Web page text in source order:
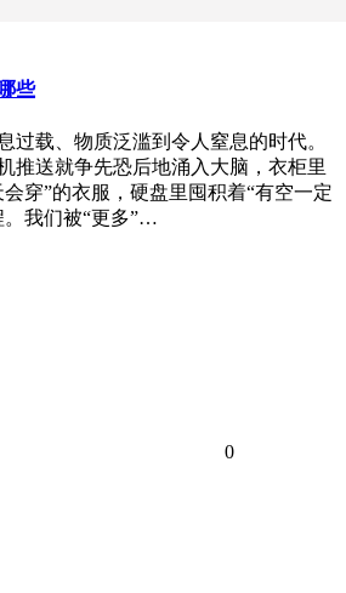
些
过载、物质泛滥到令人窒息的时代。
推送就争先恐后地涌入大脑，衣柜里
穿”的衣服，硬盘里囤积着“有空一定
。我们被“更多”…
0